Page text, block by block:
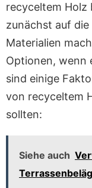
recyceltem Holz
zunächst auf
Materialien
Optionen, wenn
sind einige
von recyceltem
sollten:
Siehe auch